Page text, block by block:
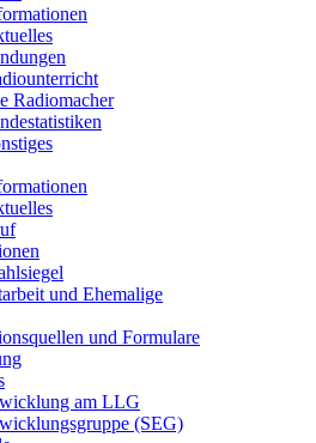
Radiomacher
und Ehemalige
und Formulare
am LLG
(SEG)